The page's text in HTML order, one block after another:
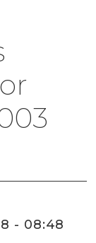
- 08:48